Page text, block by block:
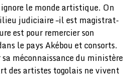
le monde artistique. On
judiciaire –il est magistrat-
est pour remercier son
le pays Akébou et consorts.
méconnaissance du ministère
des artistes togolais ne vivent